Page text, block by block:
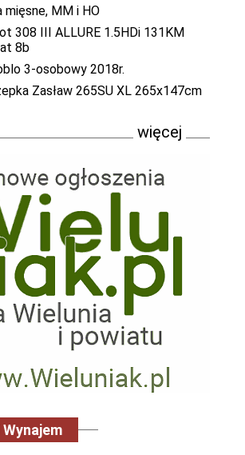
mięsne, MM i HO
308 III ALLURE 1.5HDi 131KM
8b
3-osobowy 2018r.
Zasław 265SU XL 265x147cm
więcej
Wynajem